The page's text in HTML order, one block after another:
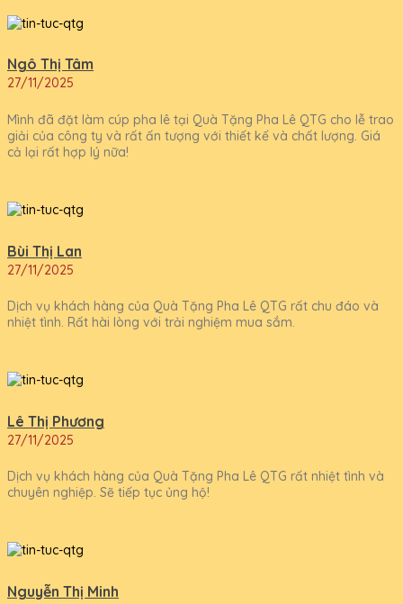
Ngô Thị Tâm
27/11/2025
Mình đã đặt làm cúp pha lê tại Quà Tặng Pha Lê QTG cho lễ trao
giải của công ty và rất ấn tượng với thiết kế và chất lượng. Giá
cả lại rất hợp lý nữa!
Bùi Thị Lan
27/11/2025
Dịch vụ khách hàng của Quà Tặng Pha Lê QTG rất chu đáo và
nhiệt tình. Rất hài lòng với trải nghiệm mua sắm.
Lê Thị Phương
27/11/2025
Dịch vụ khách hàng của Quà Tặng Pha Lê QTG rất nhiệt tình và
chuyên nghiệp. Sẽ tiếp tục ủng hộ!
Nguyễn Thị Minh